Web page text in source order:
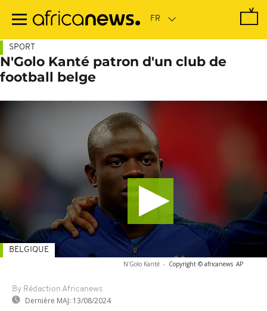
contenu
SPORT
N'Golo Kanté patron d'un club de
football belge
N'Golo Kanté - Copyright © africanews AP
By Rédaction Africanews
Dernière MAJ: 13/08/2024
BELGIQUE